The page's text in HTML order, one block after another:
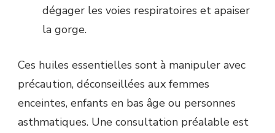
dégager les voies respiratoires et apaiser
la gorge.
Ces huiles essentielles sont à manipuler avec
précaution, déconseillées aux femmes
enceintes, enfants en bas âge ou personnes
asthmatiques. Une consultation préalable est